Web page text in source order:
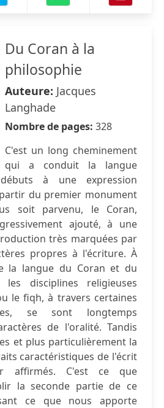
Du Coran à la
philosophie
Auteure: Jacques
Langhade
Nombre de pages: 328
C'est un long cheminement
qui a conduit la langue
à une expression
du premier monument
soit parvenu, le Coran,
ajouté, à une
très marquées par
propres à l'écriture. À
la langue du Coran et du
disciplines religieuses
le fiqh, à travers certaines
se sont longtemps
de l'oralité. Tandis
et plus particulièrement la
caractéristiques de l'écrit
affirmés. C'est ce que
la seconde partie de ce
ce que nous apporte